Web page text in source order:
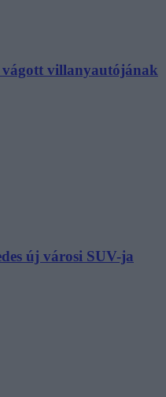
villanyautójának
új városi SUV-ja